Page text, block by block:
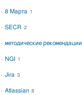
8 Марта 1
SECR 2
методические рекомендации
NGI 1
Jira 3
Atlassian 8